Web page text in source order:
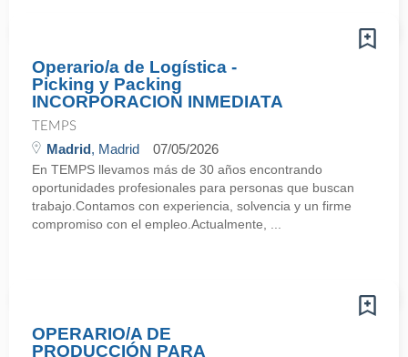
Operario/a de Logística -
Picking y Packing
INCORPORACION INMEDIATA
TEMPS
Madrid, Madrid 07/05/2026
En TEMPS llevamos más de 30 años encontrando
oportunidades profesionales para personas que buscan
trabajo.Contamos con experiencia, solvencia y un firme
compromiso con el empleo.Actualmente, ...
OPERARIO/A DE
PRODUCCIÓN PARA